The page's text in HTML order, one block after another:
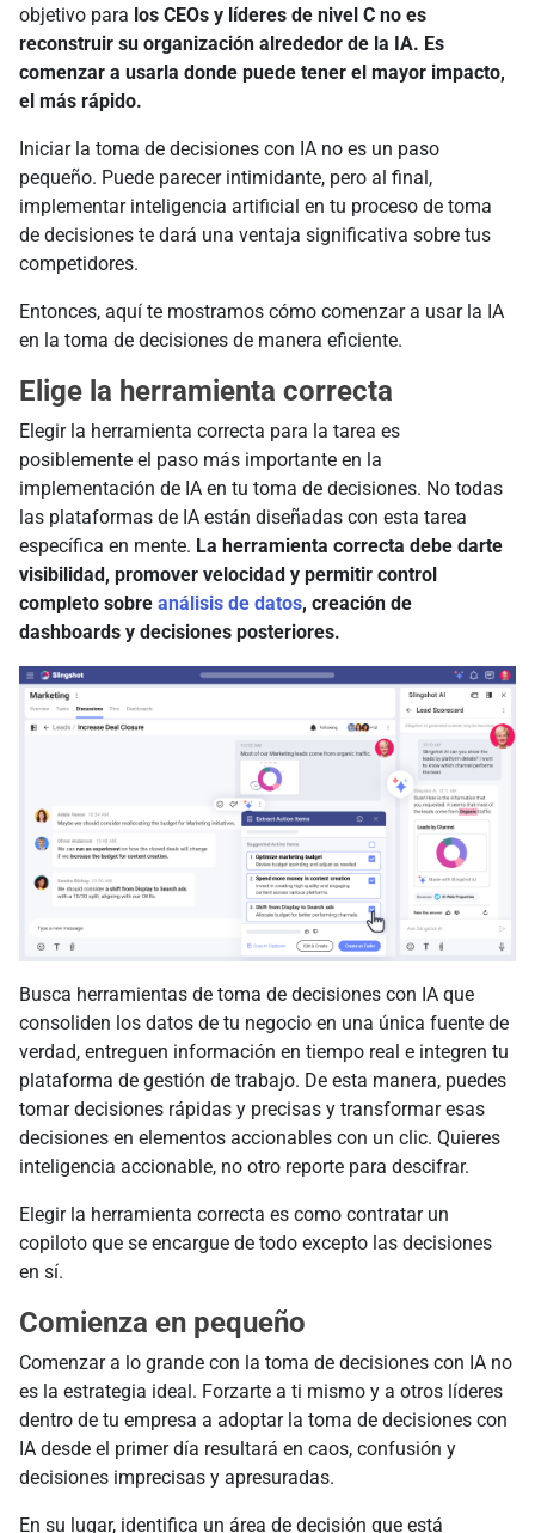
objetivo para los CEOs y líderes de nivel C no es
reconstruir su organización alrededor de la IA. Es
comenzar a usarla donde puede tener el mayor impacto,
el más rápido.
Iniciar la toma de decisiones con IA no es un paso
pequeño. Puede parecer intimidante, pero al final,
implementar inteligencia artificial en tu proceso de toma
de decisiones te dará una ventaja significativa sobre tus
competidores.
Entonces, aquí te mostramos cómo comenzar a usar la IA
en la toma de decisiones de manera eficiente.
Elige la herramienta correcta
Elegir la herramienta correcta para la tarea es
posiblemente el paso más importante en la
implementación de IA en tu toma de decisiones. No todas
las plataformas de IA están diseñadas con esta tarea
específica en mente. La herramienta correcta debe darte
visibilidad, promover velocidad y permitir control
completo sobre análisis de datos, creación de
dashboards y decisiones posteriores.
Busca herramientas de toma de decisiones con IA que
consoliden los datos de tu negocio en una única fuente de
verdad, entreguen información en tiempo real e integren tu
plataforma de gestión de trabajo. De esta manera, puedes
tomar decisiones rápidas y precisas y transformar esas
decisiones en elementos accionables con un clic. Quieres
inteligencia accionable, no otro reporte para descifrar.
Elegir la herramienta correcta es como contratar un
copiloto que se encargue de todo excepto las decisiones
en sí.
Comienza en pequeño
Comenzar a lo grande con la toma de decisiones con IA no
es la estrategia ideal. Forzarte a ti mismo y a otros líderes
dentro de tu empresa a adoptar la toma de decisiones con
IA desde el primer día resultará en caos, confusión y
decisiones imprecisas y apresuradas.
En su lugar, identifica un área de decisión que está